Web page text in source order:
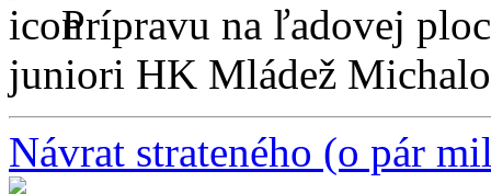
Prípravu na ľadovej
juniori HK Mládež
Návrat strateného (o pár